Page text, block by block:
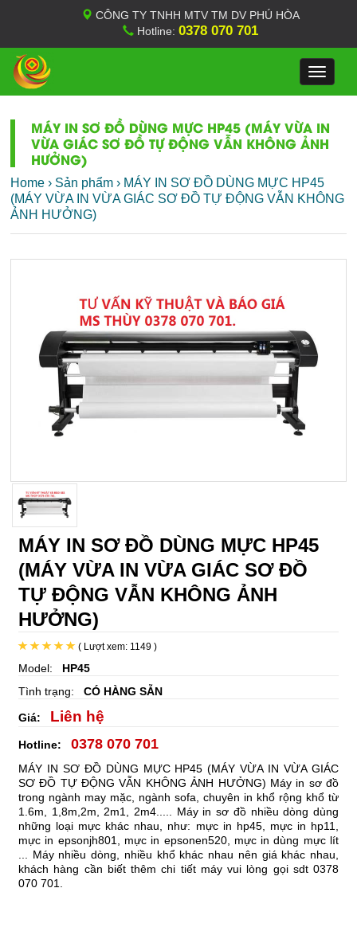
CÔNG TY TNHH MTV TM DV PHÚ HÒA
Hotline: 0378 070 701
Toggle
MÁY IN SƠ ĐỒ DÙNG MỰC HP45 (MÁY VỪA IN
VỪA GIÁC SƠ ĐỒ TỰ ĐỘNG VẪN KHÔNG ẢNH
HƯỞNG)
Home › Sản phẩm › MÁY IN SƠ ĐỒ DÙNG MỰC HP45
(MÁY VỪA IN VỪA GIÁC SƠ ĐỒ TỰ ĐỘNG VẪN KHÔNG
ẢNH HƯỞNG)
MÁY IN SƠ ĐỒ DÙNG MỰC HP45
(MÁY VỪA IN VỪA GIÁC SƠ ĐỒ
TỰ ĐỘNG VẪN KHÔNG ẢNH
HƯỞNG)
( Lượt xem: 1149 )
Model: HP45
Tình trạng: CÓ HÀNG SẴN
Giá: Liên hệ
Hotline: 0378 070 701
MÁY IN SƠ ĐỒ DÙNG MỰC HP45 (MÁY VỪA IN VỪA GIÁC
SƠ ĐỒ TỰ ĐỘNG VẪN KHÔNG ẢNH HƯỞNG) Máy in sơ đồ
trong ngành may mặc, ngành sofa, chuyên in khổ rộng khổ từ
1.6m, 1,8m,2m, 2m1, 2m4..... Máy in sơ đồ nhiều dòng dùng
những loại mực khác nhau, như: mực in hp45, mực in hp11,
mực in epsonjh801, mực in epsonen520, mực in dùng mực lít
... Máy nhiều dòng, nhiều khổ khác nhau nên giá khác nhau,
khách hàng cần biết thêm chi tiết máy vui lòng gọi sdt 0378
070 701.